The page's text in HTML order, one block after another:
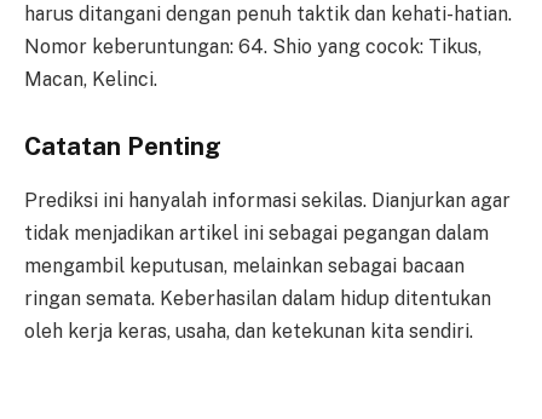
harus ditangani dengan penuh taktik dan kehati-hatian.
Nomor keberuntungan: 64. Shio yang cocok: Tikus,
Macan, Kelinci.
Catatan Penting
Prediksi ini hanyalah informasi sekilas. Dianjurkan agar
tidak menjadikan artikel ini sebagai pegangan dalam
mengambil keputusan, melainkan sebagai bacaan
ringan semata. Keberhasilan dalam hidup ditentukan
oleh kerja keras, usaha, dan ketekunan kita sendiri.